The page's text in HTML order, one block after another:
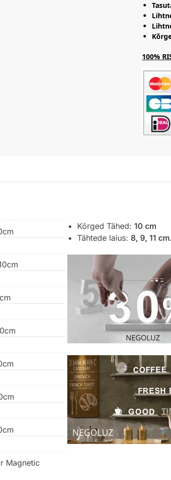
100%
Magnetic
Kõrged Tähed: 10 cm
Tähtede laius: 8, 9, 11